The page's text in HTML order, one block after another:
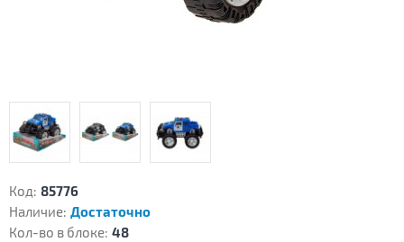
Код: 85776
Наличие: Достаточно
Кол-во в блоке: 48